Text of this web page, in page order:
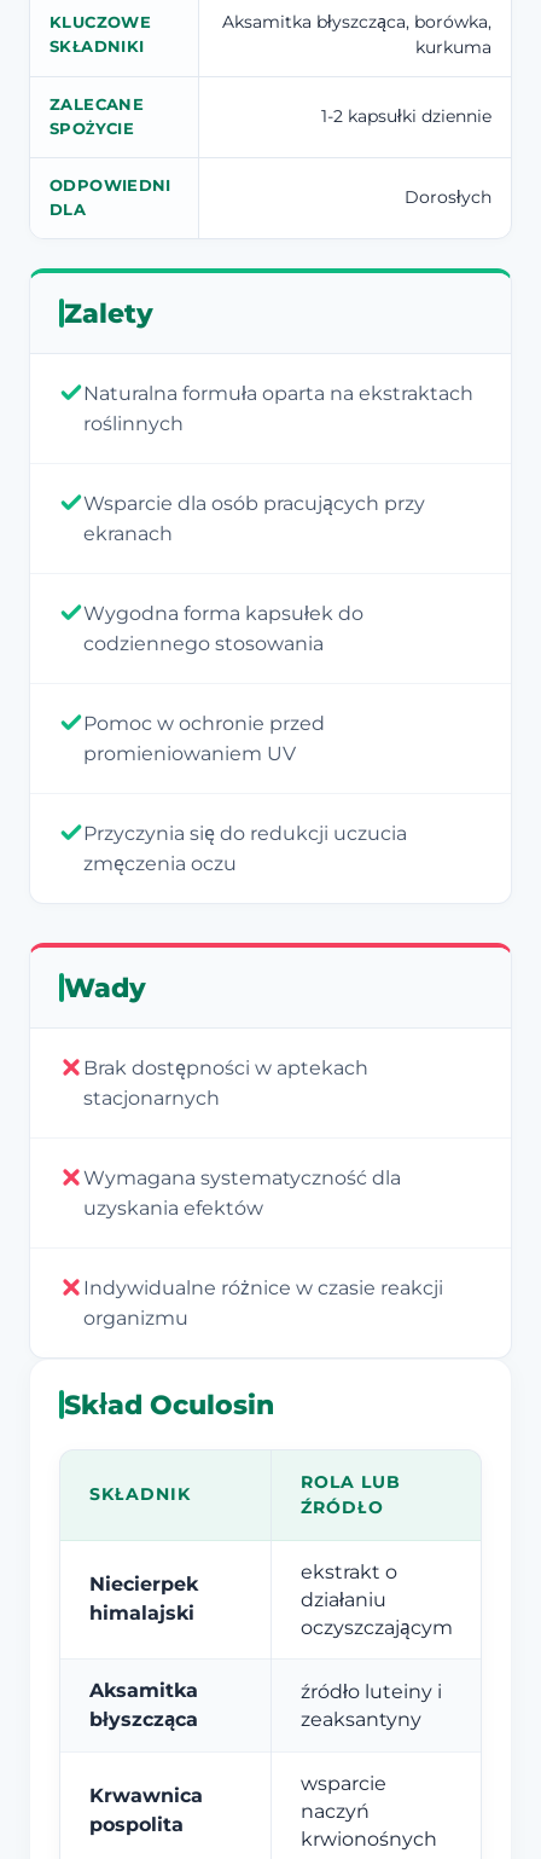
KLUCZOWE
SKŁADNIKI
Aksamitka błyszcząca, borówka,
kurkuma
ZALECANE
SPOŻYCIE
1-2 kapsułki dziennie
ODPOWIEDNI
DLA
Dorosłych
Zalety
Naturalna formuła oparta na ekstraktach
roślinnych
Wsparcie dla osób pracujących przy
ekranach
Wygodna forma kapsułek do
codziennego stosowania
Pomoc w ochronie przed
promieniowaniem UV
Przyczynia się do redukcji uczucia
zmęczenia oczu
Wady
Brak dostępności w aptekach
stacjonarnych
Wymagana systematyczność dla
uzyskania efektów
Indywidualne różnice w czasie reakcji
organizmu
Skład Oculosin
SKŁADNIK
ROLA LUB
ŹRÓDŁO
Niecierpek
himalajski
ekstrakt o
działaniu
oczyszczającym
Aksamitka
błyszcząca
źródło luteiny i
zeaksantyny
Krwawnica
pospolita
wsparcie
naczyń
krwionośnych